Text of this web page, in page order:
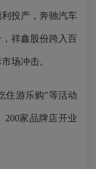
投产，奔驰汽车
祥鑫股份跨入百
场冲击。
住游乐购”等活动
200家品牌店开业